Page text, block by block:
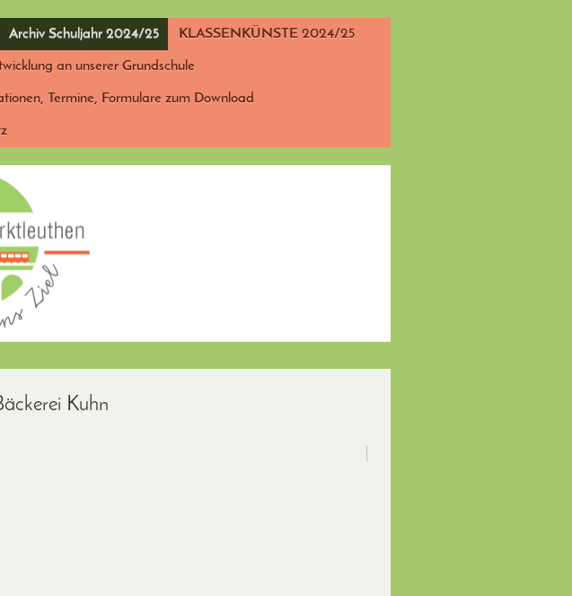
Archiv Schuljahr 2024/25 KLASSENKÜNSTE 2024/25
an unserer Grundschule
Termine, Formulare zum Download
Kuhn